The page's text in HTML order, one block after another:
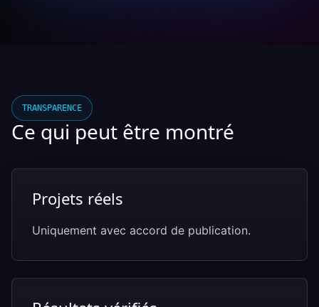
TRANSPARENCE
Ce qui peut être montré
Projets réels
Uniquement avec accord de publication.